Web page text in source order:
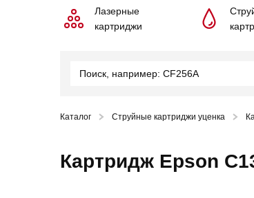
Лазерные
картриджи
Каталог Струйные картриджи уценка
Картридж Epson